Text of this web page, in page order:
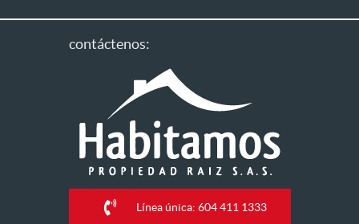
contáctenos:
Línea única: 604 411 1333